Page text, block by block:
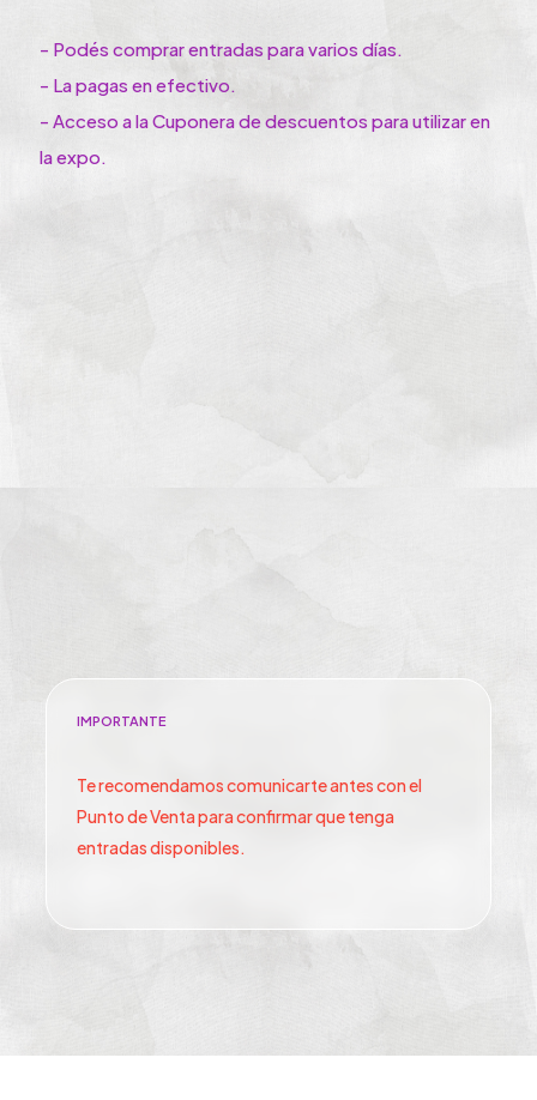
- Podés comprar entradas para varios días.
- La pagas en efectivo.
- Acceso a la Cuponera de descuentos para utilizar en
la expo.
IMPORTANTE
Te recomendamos comunicarte antes con el
Punto de Venta para confirmar que tenga
entradas disponibles.